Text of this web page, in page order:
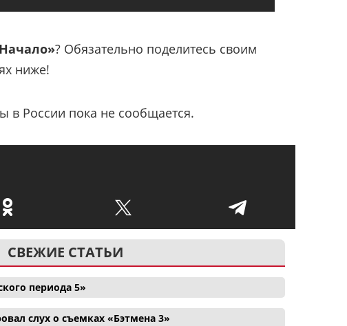
? Обязательно поделитесь своим
ниже!
в России пока не сообщается.
СВЕЖИЕ СТАТЬИ
периода 5»
слух о съемках «Бэтмена 3»